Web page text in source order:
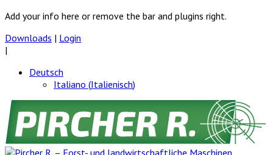
Add your info here or remove the bar and plugins right.
Downloads | Login
|
Deutsch
Italiano (Italienisch)